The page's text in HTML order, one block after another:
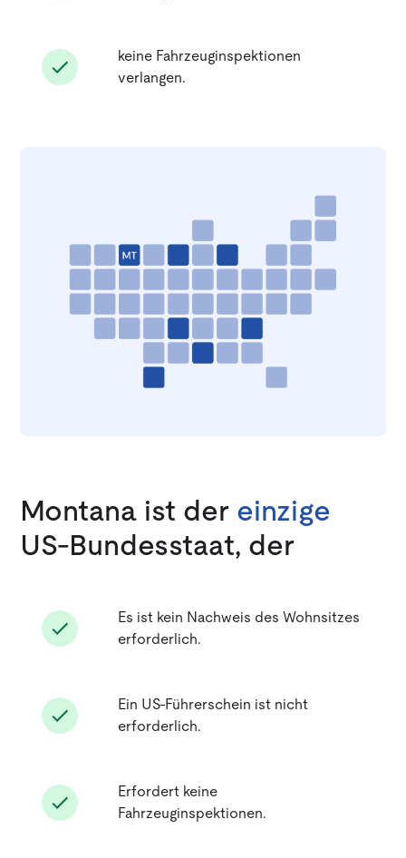
keine Fahrzeuginspektionen
verlangen.
Montana ist der einzige
US-Bundesstaat, der
Es ist kein Nachweis des Wohnsitzes
erforderlich.
Ein US-Führerschein ist nicht
erforderlich.
Erfordert keine
Fahrzeuginspektionen.